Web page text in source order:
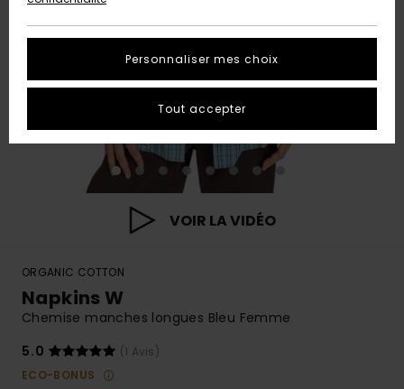
VOIR LA VIDÉO
ORGANIC COTTON
Napkins W
Chemise manches longues Bleu Femme
5.0
(1 Avis)
ECO-BONUS
Personnaliser mes choix
Tout accepter